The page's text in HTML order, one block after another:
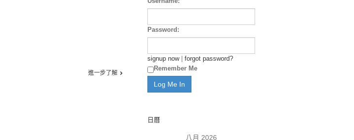
進一步了解
Password:
signup now| forgot password?
Remember Me
日曆
八月 2026